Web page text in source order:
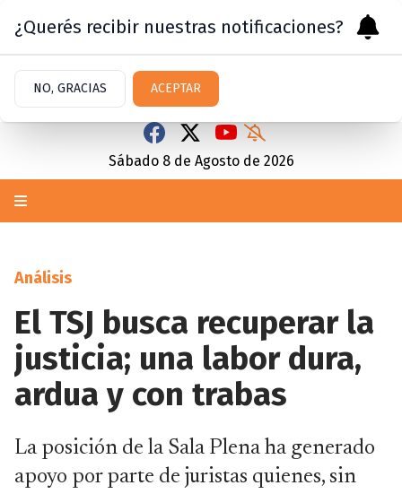
Sábado 8 de Agosto de 2026
Análisis
El TSJ busca recuperar la
justicia; una labor dura,
ardua y con trabas
La posición de la Sala Plena ha generado
apoyo por parte de juristas quienes, sin
¿Querés recibir nuestras notificaciones?
NO, GRACIAS ACEPTAR